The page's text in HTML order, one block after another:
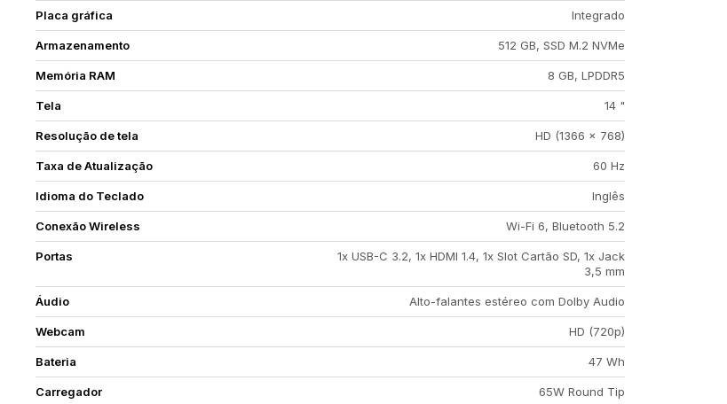
Placa gráfica Integrado
Armazenamento 512 GB, SSD M.2 NVMe
Memória RAM 8 GB, LPDDR5
Tela 14 "
Resolução de tela HD (1366 x 768)
Taxa de Atualização 60 Hz
Idioma do Teclado Inglês
Conexão Wireless Wi-Fi 6, Bluetooth 5.2
Portas
1x USB-C 3.2, 1x HDMI 1.4, 1x Slot Cartão SD, 1x Jack
3,5 mm
Áudio Alto-falantes estéreo com Dolby Audio
Webcam HD (720p)
Bateria 47 Wh
Carregador 65W Round Tip